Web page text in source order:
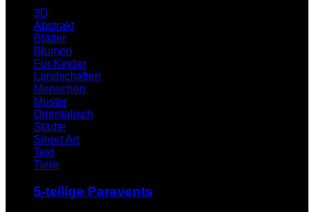
3D
Abstrakt
Blätter
Blumen
Für Kinder
Landschaften
Menschen
Muster
Orientalisch
Städte
Street Art
Text
Tiere
5-teilige Paravents